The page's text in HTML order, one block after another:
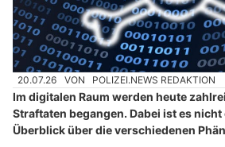
20.07.26 VON POLIZEI.NEWS REDAKTION
Im digitalen Raum werden heute
Straftaten begangen. Dabei ist es nicht
Überblick über die verschiedenen